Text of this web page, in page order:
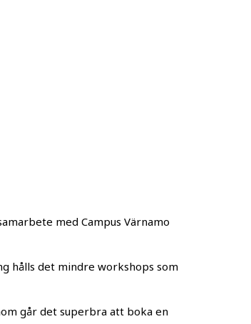
med Campus Värnamo
hålls det mindre workshops som
går det superbra att boka en